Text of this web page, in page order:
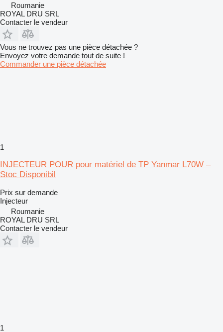
Roumanie
ROYAL DRU SRL
Contacter le vendeur
Vous ne trouvez pas une pièce détachée ?
Envoyez votre demande tout de suite !
Commander une pièce détachée
1
INJECTEUR POUR pour matériel de TP Yanmar L70W –
Stoc Disponibil
Prix sur demande
Injecteur
Roumanie
ROYAL DRU SRL
Contacter le vendeur
1